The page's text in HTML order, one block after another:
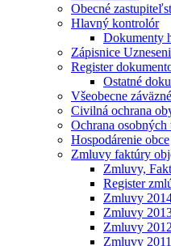
Obecné
Hlavný kontrolór
Dokumenty
Zápisnice
Register
Ostatné
Všeobecne
Civilná ochrana
Ochrana osobných
Hospodárenie obce
Zmluvy faktúry
Zmluvy,
Register
Zmluvy
Zmluvy
Zmluvy 2012
Zmluvy 2011